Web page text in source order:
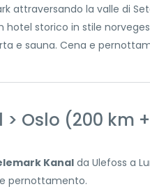
attraversando la valle di
hotel storico in stile
e sauna. Cena e
> Oslo (200 km
Kanalda Ulefoss a
pernottamento.